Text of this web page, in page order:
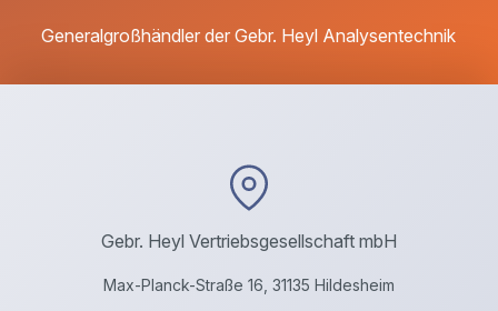
Generalgroßhändler der Gebr. Heyl Analysentechnik
Gebr. Heyl Vertriebsgesellschaft mbH
Max-Planck-Straße 16, 31135 Hildesheim